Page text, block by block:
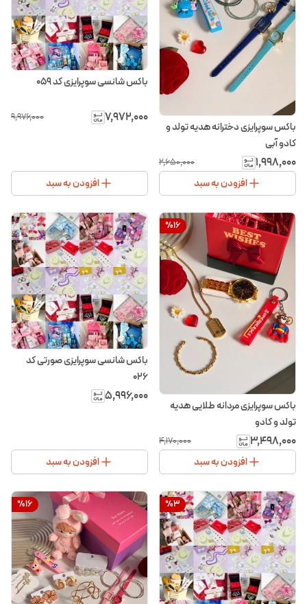
باکس سوپرایزی دخترانه هدیه تولد و
کادو آبی
۱٬۹۹۸٬۰۰۰ ۲٬۶۵۰٬۰۰۰
افزودن به سبد
باکس شانسی سوپرایزی کد ۰۵۹
۷٬۹۷۲٬۰۰۰ ۹٬۹۷۶٬۰۰۰
افزودن به سبد
%16
باکس سوپرایزی مردانه طلایی هدیه
تولد و کادو
۳٬۴۹۸٬۰۰۰ ۴٬۱۷۰٬۰۰۰
افزودن به سبد
باکس شانسی سوپرایزی صورتی کد
۰۲6
۵٬۹۹۶٬۰۰۰
افزودن به سبد
%3
%16